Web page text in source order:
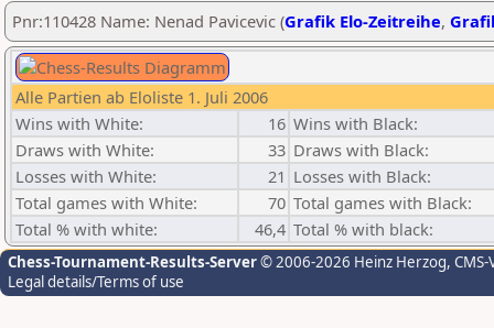
Pnr:110428 Name: Nenad Pavicevic (Grafik Elo-Zeitreihe,
Alle Partien ab Eloliste 1. Juli 2006
Wins with White:
16 Wins with Black:
Draws with White:
33 Draws with Black:
Losses with White:
21 Losses with Black:
Total games with White:
70 Total games with Black:
Total % with white:
46,4 Total % with black:
Chess-Tournament-Results-Server© 2006-2026 Heinz Herzog,
Legal details/Terms of use